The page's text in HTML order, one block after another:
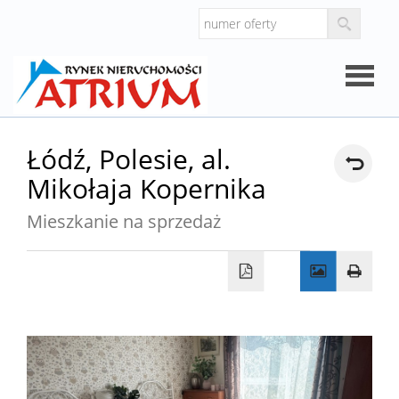
Domy
Łódź, Polesie, al.
Mikołaja Kopernika
Mieszkanie na sprzedaż